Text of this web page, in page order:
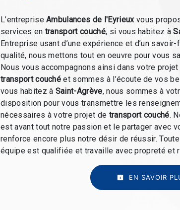
L’entrepriseAmbulances de l'Eyrieuxvous
services en transport couché, si vous habitez à
Entreprise usant d’une expérience et d’un
qualité, nous mettons tout en oeuvre pour vous
Nous vous accompagnons ainsi dans votre projet
transport couché et sommes à l’écoute de vos
vous habitez à Saint-Agrève, nous sommes à
disposition pour vous transmettre les
nécessaires à votre projet de transport couché.
est avant tout notre passion et le partager avec
renforce encore plus notre désir de réussir.
équipe est qualifiée et travaille avec propreté et
EN SAVOIR